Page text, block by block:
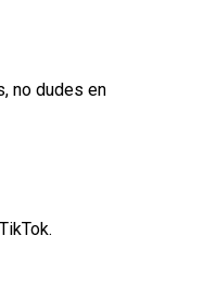
no dudes en
TikTok.